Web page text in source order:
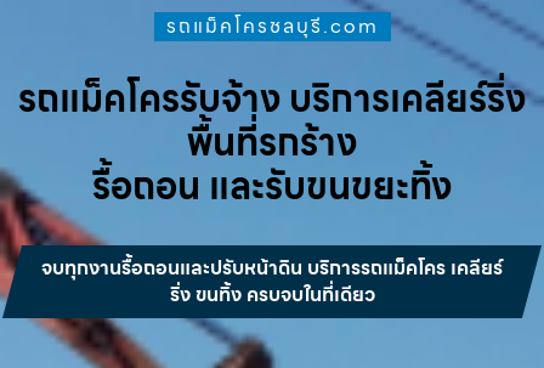
รถแม็คโครชลบุรี.com
รถแม็คโครรับจ้าง บริการเคลียร์ริ่ง
พื้นที่รกร้าง
รื้อถอน และรับขนขยะทิ้ง
จบทุกงานรื้อถอนและปรับหน้าดิน บริการรถแม็คโคร เคลียร์
ริ่ง ขนทิ้ง ครบจบในที่เดียว